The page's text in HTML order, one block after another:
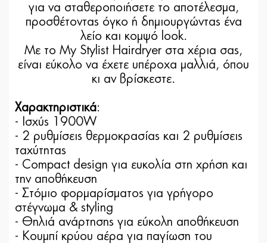
για να σταθεροποιήσετε το αποτέλεσμα,
προσθέτοντας όγκο ή δημιουργώντας ένα
λείο και κομψό look.
Με το My Stylist Hairdryer στα χέρια σας,
είναι εύκολο να έχετε υπέροχα μαλλιά, όπου
κι αν βρίσκεστε.
Χαρακτηριστικά:
- Ισχύς 1900W
- 2 ρυθμίσεις θερμοκρασίας και 2 ρυθμίσεις
ταχύτητας
- Compact design για ευκολία στη χρήση και
την αποθήκευση
- Στόμιο φορμαρίσματος για γρήγορο
στέγνωμα & styling
- Θηλιά ανάρτησης για εύκολη αποθήκευση
- Κουµπί κρύου αέρα για παγίωση του